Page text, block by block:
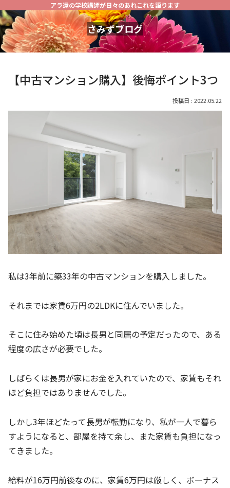
アラ還の学校講師が日々のあれこれを語ります
さみずブログ
【中古マンション購入】後悔ポイント3つ
2022.05.22
私は3年前に築33年の中古マンションを購入しました。
それまでは家賃6万円の2LDKに住んでいました。
そこに住み始めた頃は長男と同居の予定だったので、ある
程度の広さが必要でした。
しばらくは長男が家にお金を入れていたので、家賃もそれ
ほど負担ではありませんでした。
しかし3年ほどたって長男が転勤になり、私が一人で暮ら
すようになると、部屋を持て余し、また家賃も負担になっ
てきました。
給料が16万円前後なのに、家賃6万円は厳しく、ボーナス